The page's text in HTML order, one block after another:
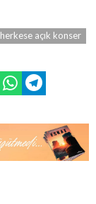
açık konser